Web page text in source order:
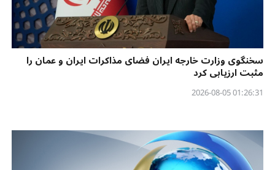
سخنگوی وزارت خارجه ایران فضای مذاکرات ایران و عمان را
مثبت ارزیابی کرد
01:26:31 2026-08-05